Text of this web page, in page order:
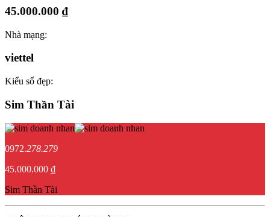
45.000.000 ₫
Nhà mạng:
viettel
Kiểu số đẹp:
Sim Thần Tài
0972.278.279
45.000.000 ₫
Sim Thần Tài